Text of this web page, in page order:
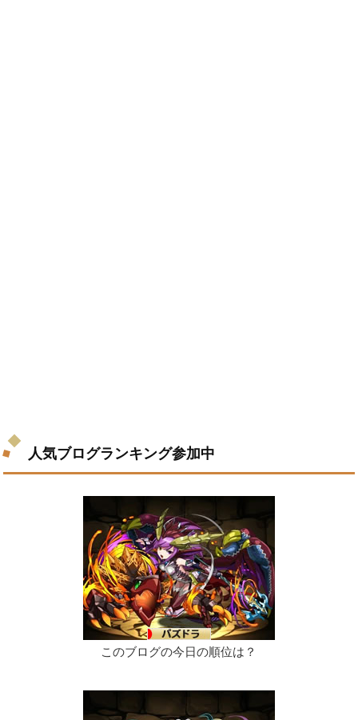
人気ブログランキング参加中
このブログの今日の順位は？